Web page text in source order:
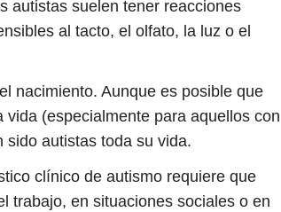
autistas suelen tener reacciones
al tacto, el olfato, la luz o el
nacimiento. Aunque es posible que
(especialmente para aquellos con
sido autistas toda su vida.
clínico de autismo requiere que
trabajo, en situaciones sociales o en